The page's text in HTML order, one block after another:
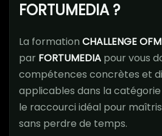
FORTUMEDIA ?
La formation CHALLENGE
par FORTUMEDIA pour vous
compétences concrètes et
applicables dans la catégorie
le raccourci idéal pour
sans perdre de temps.